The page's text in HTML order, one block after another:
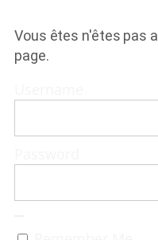
Vous êtes n'êtes pas
page.